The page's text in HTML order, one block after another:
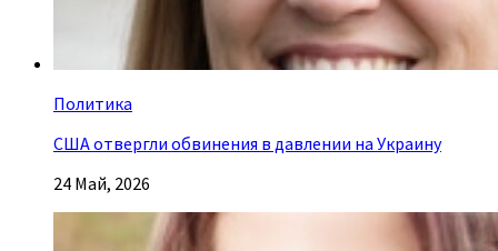
Политика
США отвергли обвинения в давлении на Украину
24 Май, 2026